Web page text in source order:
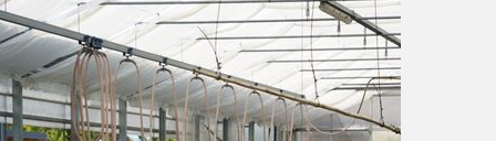
Set vorigen
Set
nächsten
Set
Set